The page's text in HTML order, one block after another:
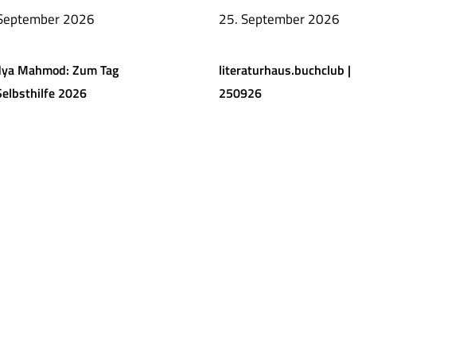
2026
Mahmod: Zum Tag
2026
25. September 2026
literaturhaus.buchclub |
250926